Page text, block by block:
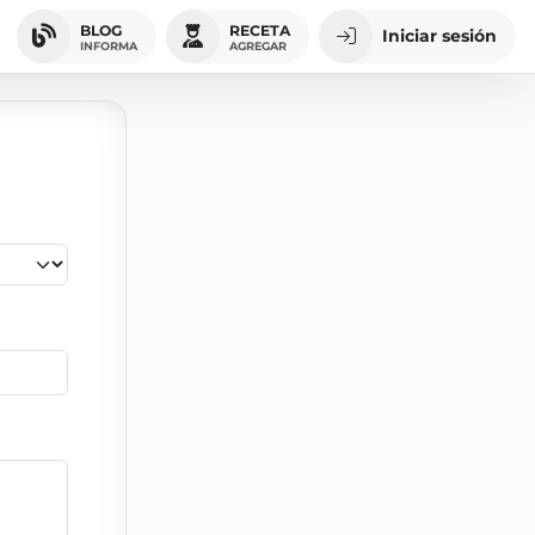
BLOG
INFORMA
RECETA
AGREGAR Iniciar sesión